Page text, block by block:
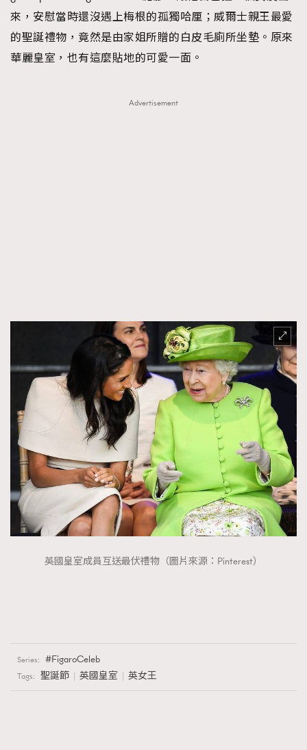
來，安慰當時還沒遇上梅根的孤獨哈厘；威爾士親王最愛
的聖誕禮物，竟然是由家姐所贈的白皮毛廁所坐墊。原來
華麗皇室，也有這麼貼地的可愛一面。
Advertisement
英國皇室成員互送最伏禮物（圖片來源：Pinterest）
Series: FigaroCeleb
Tags: 聖誕節 英國皇室 英女王